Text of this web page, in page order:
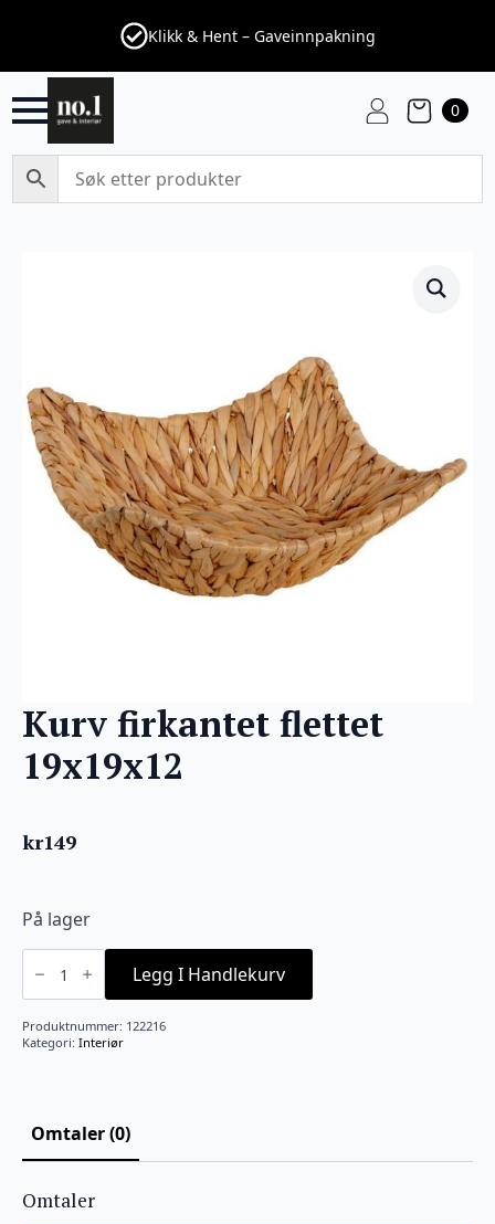
Klikk & Hent – Gaveinnpakning
0
Kurv firkantet flettet
19x19x12
kr149
På lager
Kurv
firkantet
flettet
19x19x12
antall
Legg I Handlekurv
Produktnummer: 122216
Kategori: Interiør
Omtaler (0)
Omtaler